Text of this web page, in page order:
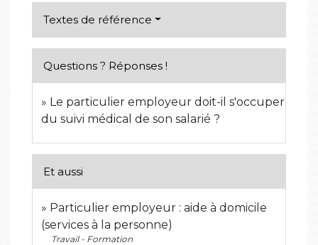
Textes de référence
Questions ? Réponses !
Le particulier employeur doit-il s'occuper
du suivi médical de son salarié ?
Et aussi
Particulier employeur : aide à domicile
(services à la personne)
Travail - Formation